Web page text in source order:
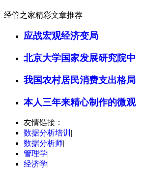
经管之家精彩文章推荐
应战宏观经济变局
北京大学国家发展研究院中
我国农村居民消费支出格局
本人三年来精心制作的微观
友情链接：
数据分析培训 |
数据分析师|
管理学|
经济学|